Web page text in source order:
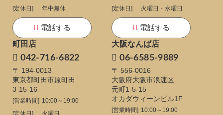
[定休日]
年中無休
電話する
[定休日]
火曜日・水曜日
電話する
町田店
042-716-6822
〒 194-0013
東京都町田市原町田
3-15-16
[営業時間] 10:00～19:00
大阪なんば店
06-6585-9889
〒 556-0016
大阪府大阪市浪速区
元町1-5-15
オカダウィーンビル1F
[営業時間] 10:00～19:00